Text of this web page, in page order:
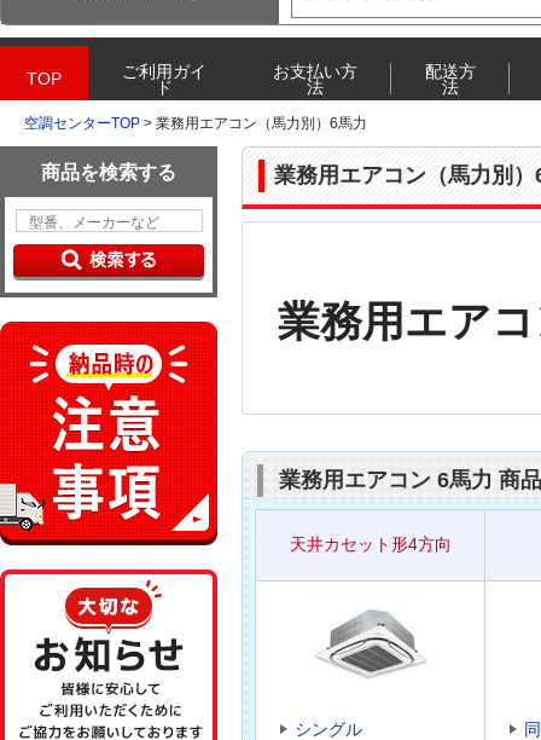
空調センターTOP > 業務用エアコン（馬力別）6馬力
業務用エアコン（馬力別）
業務用エア
業務用エアコン 6馬力 商
天井カセット形4方向
シングル